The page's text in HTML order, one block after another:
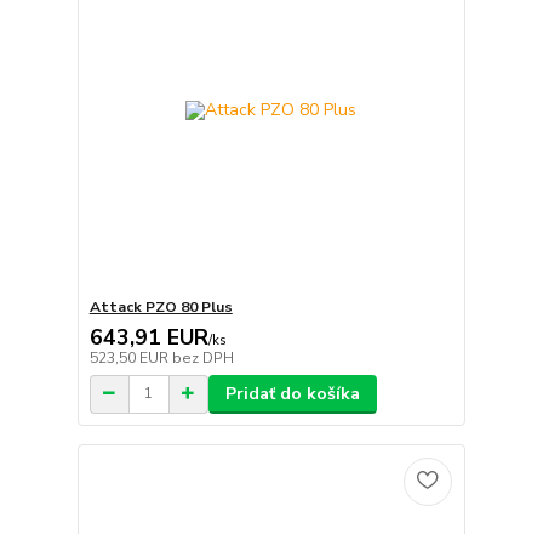
Attack PZO 80 Plus
643,91 EUR/ks
523,50 EUR bez DPH
Pridať do košíka